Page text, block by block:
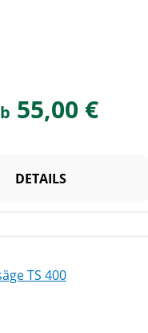
55,00 €
DETAILS